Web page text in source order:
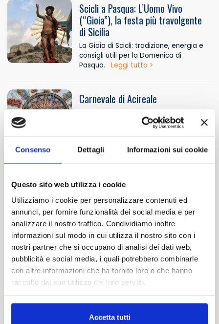
Consenso Dettagli Informazioni sui cookie
Questo sito web utilizza i cookie
Utilizziamo i cookie per personalizzare contenuti ed
annunci, per fornire funzionalità dei social media e per
analizzare il nostro traffico. Condividiamo inoltre
informazioni sul modo in cui utilizza il nostro sito con i
nostri partner che si occupano di analisi dei dati web,
pubblicità e social media, i quali potrebbero combinarle
con altre informazioni che ha fornito loro o che hanno
raccolto dal suo utilizzo dei loro servizi.
Accetta tutti
Scicli a Pasqua: L’Uomo Vivo
(“Gioia”), la festa più travolgente
di Sicilia
La Gioia di Scicli: tradizione, energia e
consigli utili per la Domenica di
Pasqua.
Leggi tutto >
Carnevale di Acireale
carri allegorici, fiori e tradizione nel
Cous cous Fest San Vito Lo Capo
tradizioni si incontrano a San Vito Lo
Capo tra mare, musica e convivialità.
Leggi tutto >
Etna: il gigante di fuoco della
Sicilia
Il vulcano attivo più alto d’Europa:
profonda della Sicilia. Leggi tutto >
TRANSFER
senza attesa
TRANSFER
con attesa o collettivo